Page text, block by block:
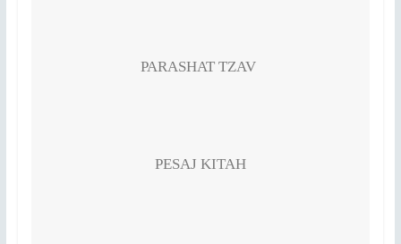
PARASHAT TZAV
PESAJ KITAH